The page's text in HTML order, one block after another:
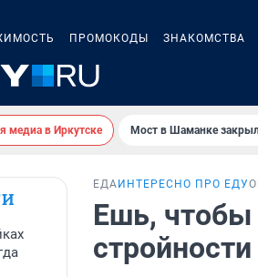
ПРОМОКОДЫ ЗНАКОМСТВА
медиа в Иркутске Мост в Шаманке
ЕДА ИНТЕРЕСНО ПРО ЕДУ
Ешь, чтобы
стройности